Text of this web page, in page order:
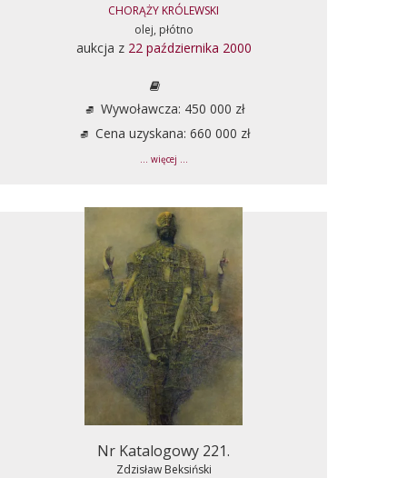
CHORĄŻY KRÓLEWSKI
olej, płótno
aukcja z 22 października 2000
Wywoławcza: 450 000 zł
Cena uzyskana: 660 000 zł
... więcej ...
Nr Katalogowy 221.
Zdzisław Beksiński